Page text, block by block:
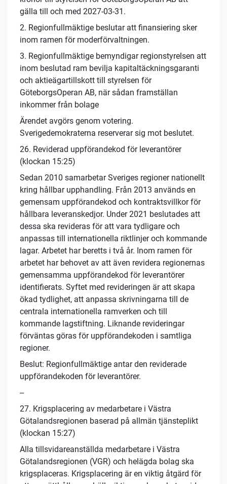
gälla till och med 2027-03-31.
2. Regionfullmäktige beslutar att finansiering sker
inom ramen för moderförvaltningen.
3. Regionfullmäktige bemyndigar regionstyrelsen att
inom beslutad ram bevilja kapitaltäckningsgaranti
och aktieägartillskott till styrelsen för
GöteborgsOperan AB, när sådan framställan
inkommer från bolage
Ärendet avgörs genom votering.
Sverigedemokraterna reserverar sig mot beslutet.
26. Reviderad uppförandekod för leverantörer
(klockan 15:25)
Sedan 2010 samarbetar Sveriges regioner nationellt
kring hållbar upphandling. Från 2013 används en
gemensam uppförandekod och kontraktsvillkor för
hållbara leveranskedjor. Under 2021 beslutades att
dessa ska revideras för att vara tydligare och
anpassas till internationella riktlinjer och kommande
lagar. Arbetet har beretts i två år. Inom ramen för
arbetet har behovet av att även revidera regionernas
gemensamma uppförandekod för leverantörer
identifierats. Syftet med revideringen är att skapa
ökad tydlighet, att anpassa skrivningarna till de
centrala internationella ramverken och till
kommande lagstiftning. Liknande revideringar
förväntas göras för uppförandekoden i samtliga
regioner.
Beslut: Regionfullmäktige antar den reviderade
uppförandekoden för leverantörer.
--
27. Krigsplacering av medarbetare i Västra
Götalandsregionen baserad på allmän tjänsteplikt
(klockan 15:27)
Alla tillsvidareanställda medarbetare i Västra
Götalandsregionen (VGR) och helägda bolag ska
krigsplaceras. Krigsplacering är en viktig åtgärd för